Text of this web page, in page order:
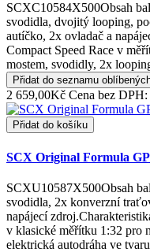
SCXC10584X500Obsah
svodidla, dvojitý looping,
autíčko, 2x ovladač a
Compact Speed Race v
mostem, svodidly, 2x
Přidat do seznamu
2 659,00Kč Cena bez
Přidat do košíku
SCX Original Formula GP
SCXU10587X500Obsah
svodidla, 2x konverzní
napájecí
v klasické měřítku 1:32 pro
elektrická autodráha ve